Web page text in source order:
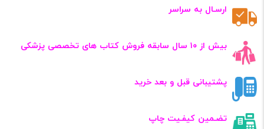
ارسـال به سراسر
بیش از ۱۰ سال سابقه فروش کتاب‌ های تخصصی پزشکی
پشتیبانی قبل و بعد خرید
تضـمین کیفـیت چاپ